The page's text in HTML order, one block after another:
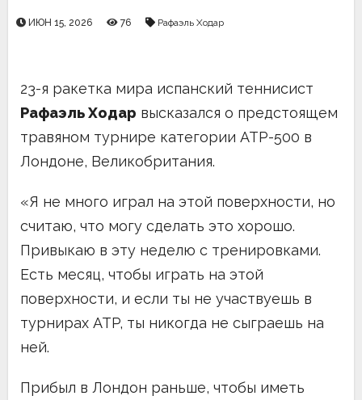
ИЮН 15, 2026 76 Рафаэль Ходар
23-я ракетка мира испанский теннисист
Рафаэль Ходар высказался о предстоящем
травяном турнире категории ATP-500 в
Лондоне, Великобритания.
«Я не много играл на этой поверхности, но
считаю, что могу сделать это хорошо.
Привыкаю в эту неделю с тренировками.
Есть месяц, чтобы играть на этой
поверхности, и если ты не участвуешь в
турнирах ATP, ты никогда не сыграешь на
ней.
Прибыл в Лондон раньше, чтобы иметь